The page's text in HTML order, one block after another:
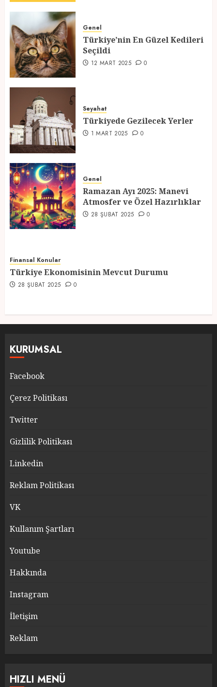
3
Seçildi
12 MART 2025 0
4
1 MART 2025
5
Atmosfer ve Özel Hazırlıklar
28 ŞUBAT 2025 0
Genel
Türkiye’nin En Güzel Kedileri
Seçildi
12 MART 2025 0
Seyahat
Türkiyede Gezilecek Yerler
1 MART 2025 0
Genel
Ramazan Ayı 2025: Manevi
Atmosfer ve Özel Hazırlıklar
28 ŞUBAT 2025 0
Finansal Konular
Türkiye Ekonomisinin Mevcut Durumu
28 ŞUBAT 2025 0
KURUMSAL
Facebook
Çerez Politikası
Twitter
Gizlilik Politikası
Linkedin
Reklam Politikası
VK
Kullanım Şartları
Youtube
Hakkında
Instagram
İletişim
Reklam
HIZLI MENÜ